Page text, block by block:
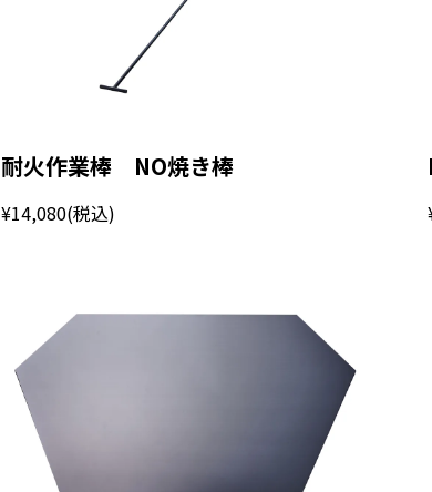
耐火作業棒 NO焼き棒
¥14,080(税込)